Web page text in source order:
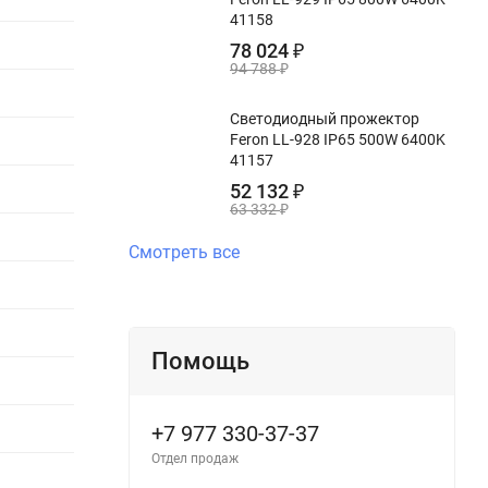
41158
78 024₽
94 788₽
Светодиодный прожектор
Feron LL-928 IP65 500W 6400K
41157
52 132₽
63 332₽
Смотреть все
Помощь
+7 977 330-37-37
Отдел продаж